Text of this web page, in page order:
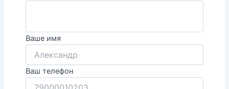
Ваше имя
Ваш телефон